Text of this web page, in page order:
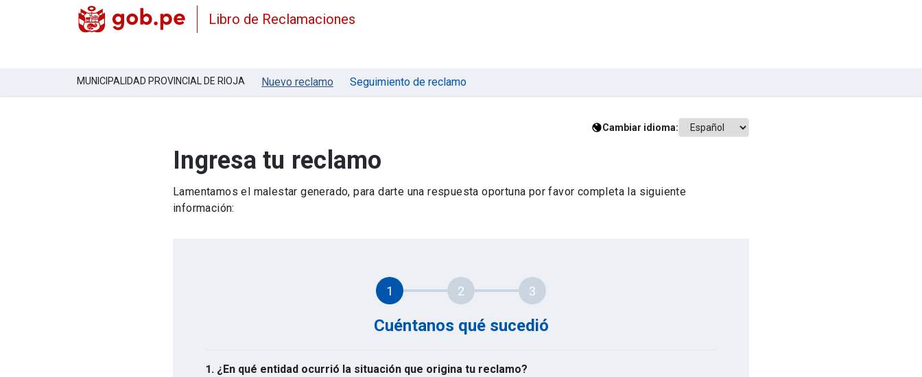
Libro de Reclamaciones
MUNICIPALIDAD PROVINCIAL DE RIOJA Nuevo reclamo Seguimiento de reclamo
Cambiar idioma:
Ingresa tu reclamo
Lamentamos el malestar generado, para darte una respuesta oportuna por favor completa la siguiente
información:
1 2 3
Cuéntanos qué sucedió
1. ¿En qué entidad ocurrió la situación que origina tu reclamo?